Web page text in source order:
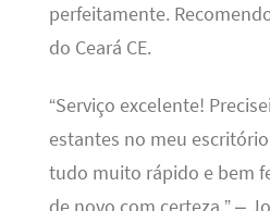
perfeitamente.
do Ceará CE.
“Serviço excelente!
estantes no meu
tudo muito rápido e bem